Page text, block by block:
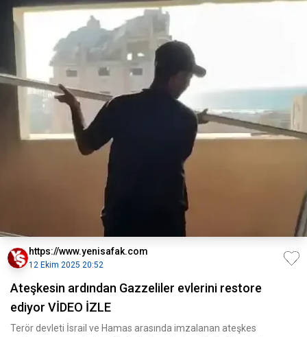
https://www.yenisafak.com
12 Ekim 2025 20:52
Ateşkesin ardından Gazzeliler evlerini restore
ediyor VİDEO İZLE
Terör devleti İsrail ve Hamas arasında imzalanan ateşkes